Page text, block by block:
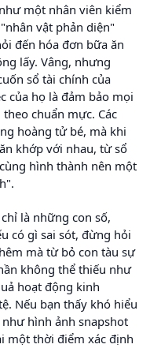
một nhân viên kiểm
vật phản diện"
đến hóa đơn bữa ăn
lấy. Vâng, nhưng
sổ tài chính của
của họ là đảm bảo mọi
chuẩn mực. Các
hoàng tử bé, mà khi
khớp với nhau, từ sổ
hình thành nên một
là những con số,
có gì sai sót, đừng hỏi
mà từ bỏ con tàu sự
không thể thiếu như
hoạt động kinh
Nếu bạn thấy khó hiểu
hình ảnh snapshot
một thời điểm xác định